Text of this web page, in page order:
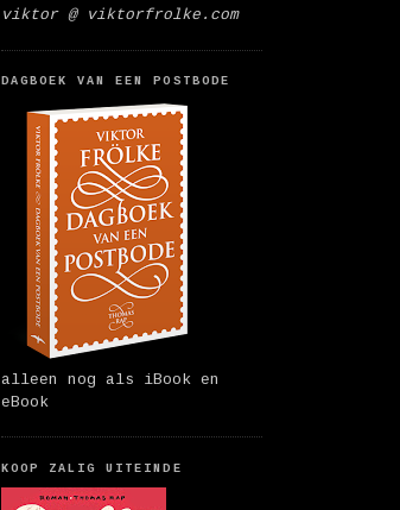
viktor @ viktorfrolke.com
DAGBOEK VAN EEN POSTBODE
alleen nog als iBook en
eBook
KOOP ZALIG UITEINDE